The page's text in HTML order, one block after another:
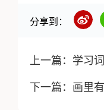
分享到：
上一篇：
下一篇： 画里